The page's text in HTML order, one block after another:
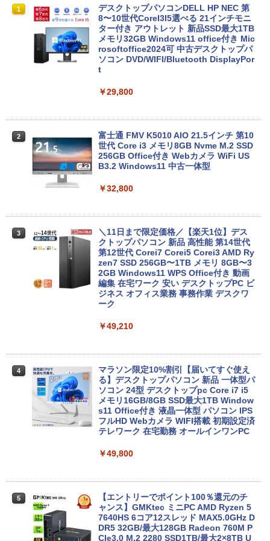
1
良品 フルHD 15.6インチ TOSHIBA dyna
book B65HU Windows11 卓越性能 第1
1世代Core i5-1135G7 16GB 爆速NVMe
式512GB-SSD カメラ 無線Wi-Fi6 Office
付き Win11【中古ノートパソコン 中古パ
ソコン 中古PC】送料無料 あす楽対応 即
日発送（Windows10も対応可能 Win1
【13.3型 軽量化 薄型 】 ノートパソコン
中古 パソコン ノートPC 13.3型 第十世代
Core i5 NEC VersaPro VB-9 SSD256GB
I Bluetooth 無線 HDMI 中古pc 中古ノー
￥35,990
【★最大100%ポイント】【WEBカメラ
＆マウス】【内蔵テンキー】 第4世代 Co
re i7/メモリ:16GB/SSD:512GB/15.6イン
チ/無線LAN/Wi-Fi/DVD/Office/中古パソ
コン 中古 パソコン 中古PC 中古ノートパ
作良好品
【訳あり】【2023年発売モデル】 中古ノ
ート 人気商品 東芝 TOSHIBA dynabook
G83シリーズ メモリ16GB NVMe SSD25
6GB Windows11 Office2021 ダイナブ
ック オフィス付きノートパソコン 東芝パ
ooth Webカメラ モバイルPC 顔認証
【ランキング1位！】新品 ノートパソコ
ン VETESA Intel Celeron 6500Y メモリ
ー:8GB SSD:1TB最大 15.6インチ 15.6型
1
デスクトップパソコンDELL HP NEC 第
8〜10世代CoreI3I5選べる 21インチモニ
ター付き アウトレット 新品SSD最大1TB
メモリ32GB Windows11 office付き Mic
rosoftoffice2024可 中古デスクトップパ
ソコン DVD/WIFI/Bluetooth DisplayPor
t
￥29,800
2
富士通 FMV K5010 AIO 21.5インチ 第10
世代 Core i3 メモリ8GB Nvme M.2 SSD
256GB Office付き Webカメラ WiFi US
B3.2 Windows11 中古一体型
￥32,800
3
＼11日まで限定価格／【楽天1位】デス
クトップパソコン 新品 高性能 第14世代
第12世代 Corei7 Corei5 Corei3 AMD Ry
zen7 SSD 256GB〜1TB メモリ 8GB〜3
2GB Windows11 WPS Office付き 動画
編集 在宅ワーク 安い デスクトップPC ビ
ジネス オフィス業務 事務作業 デスクワ
ーク
￥49,210
4
マラソン限定10%割引【届いてすぐ使え
る】デスクトップパソコン 新品 一体型パ
ソコン 24型 デスクトップpc Core i7 i5
メモリ16GB/8GB SSD最大1TB Window
s11 Office付き 液晶一体型 パソコン IPS
フルHD Webカメラ WIFI搭載 初期設定済
テレワーク 在宅勤務 オールインワンPC
￥49,800
5
【エントリーでポイント100％還元のチ
ャンス】GMKtec ミニPC AMD Ryzen 5
7640HS 6コア12スレッド MAX5.0GHz D
DR5 32GB/最大128GB Radeon 760M P
CIe3.0 M.2 2280 SSD1TB/最大2×8TB U